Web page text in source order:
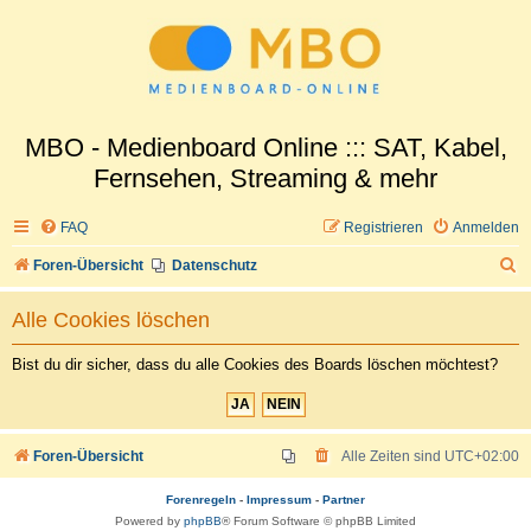
MBO - Medienboard Online ::: SAT, Kabel,
Fernsehen, Streaming & mehr
FAQ Anmelden
Registrieren
Foren-Übersicht Datenschutz
u
Alle Cookies löschen
Bist du dir sicher, dass du alle Cookies des Boards löschen möchtest?
Foren-Übersicht Alle Zeiten sind UTC+02:00
Forenregeln - Impressum - Partner
Powered by phpBB® Forum Software © phpBB Limited